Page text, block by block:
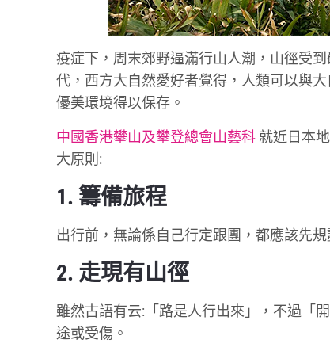
疫症下，周末郊野逼滿行山人潮，山徑受
代，西方大自然愛好者覺得，人類可以與
優美環境得以保存。
中國香港攀山及攀登總會山藝科 就近日本
大原則:
1. 籌備旅程
出行前，無論係自己行定跟團，都應該先
2. 走現有山徑
雖然古語有云:「路是人行出來」，不過「
途或受傷。